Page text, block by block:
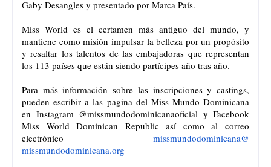
Gaby Desangles y presentado por Marca País.
Miss World es el certamen más antiguo del mundo, y
mantiene como misión impulsar la belleza por un propósito
y resaltar los talentos de las embajadoras que representan
los 113 países que están siendo partícipes año tras año.
Para más información sobre las inscripciones y castings,
pueden escribir a las pagina del Miss Mundo Dominicana
en Instagram @missmundodominicanaoficial y Facebook
Miss World Dominican Republic así como al correo
electrónico missmundodominicana@
missmundodominicana.org